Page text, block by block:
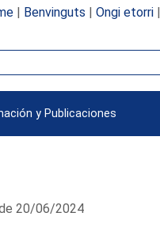
| Benvinguts | Ongi etorri|
y Publicaciones
de 20/06/2024